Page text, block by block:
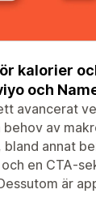
kalorier
och
avancerat
av
annat
en CTA-
är